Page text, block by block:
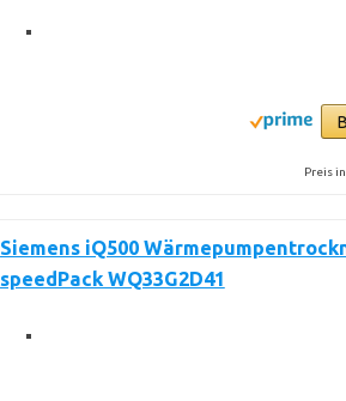
Preis
Siemens iQ500
speedPack WQ33G2D41